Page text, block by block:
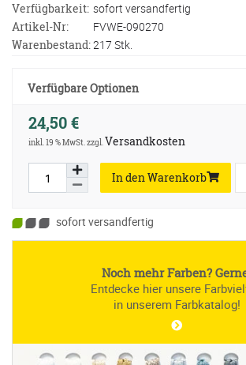
Verfügbarkeit: sofort versandfertig
Artikel-Nr:
FVWE-090270
Warenbestand:217 Stk.
Verfügbare Optionen
24,50 €
inkl. 19 % MwSt. zzgl.Versandkosten
In den Warenkorb
sofort versandfertig
Noch mehr Farben?
Entdecke hier unsere
in unserem Farbkatalog!